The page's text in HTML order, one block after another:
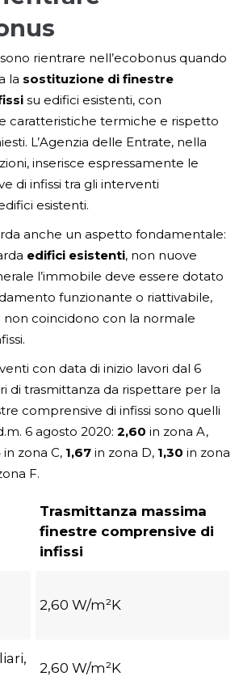
rientrare nell’ecobonus quando
la sostituzione di finestre
su edifici esistenti, con
caratteristiche termiche e rispetto
L’Agenzia delle Entrate, nella
inserisce espressamente le
di infissi tra gli interventi
esistenti.
anche un aspetto fondamentale:
edifici esistenti, non nuove
l’immobile deve essere dotato
funzionante o riattivabile,
non coincidono con la normale
con data di inizio lavori dal 6
di trasmittanza da rispettare per la
comprensive di infissi sono quelli
6 agosto 2020: 2,60 in zona A,
in zona C, 1,67 in zona D, 1,30 in zona
F.
Trasmittanza massima
finestre comprensive di
infissi
2,60 W/m²K
2,60 W/m²K